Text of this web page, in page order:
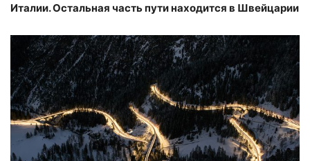
Италии. Остальная часть пути находится в Швейцарии